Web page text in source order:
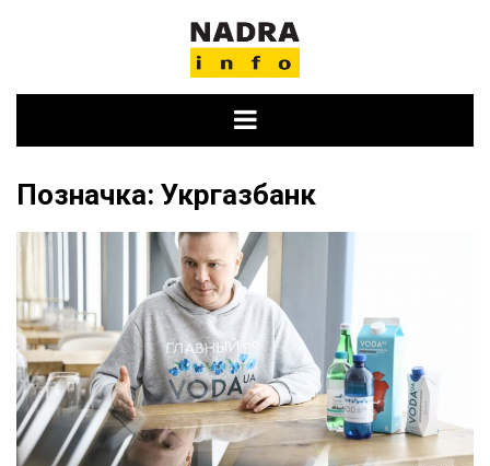
Позначка: Укргазбанк